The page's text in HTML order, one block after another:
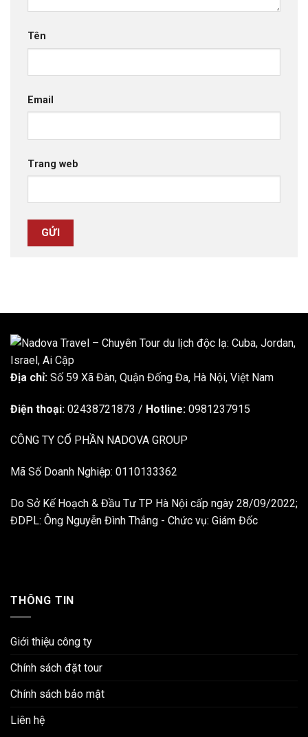
Tên
Email
Trang web
Địa chỉ: Số 59 Xã Đàn, Quận Đống Đa, ​​Hà Nội, Việt Nam
Điện thoại: 02438721873 / Hotline: 0981237915
CÔNG TY CỔ PHẦN NADOVA GROUP
Mã Số Doanh Nghiệp: 0110133362
Do Sở Kế Hoạch & Đầu Tư TP Hà Nội cấp ngày 28/09/2022;
ĐDPL: Ông Nguyễn Đình Thắng - Chức vụ: Giám Đốc
THÔNG TIN
Giới thiệu công ty
Chính sách đặt tour
Chính sách bảo mật
Liên hệ